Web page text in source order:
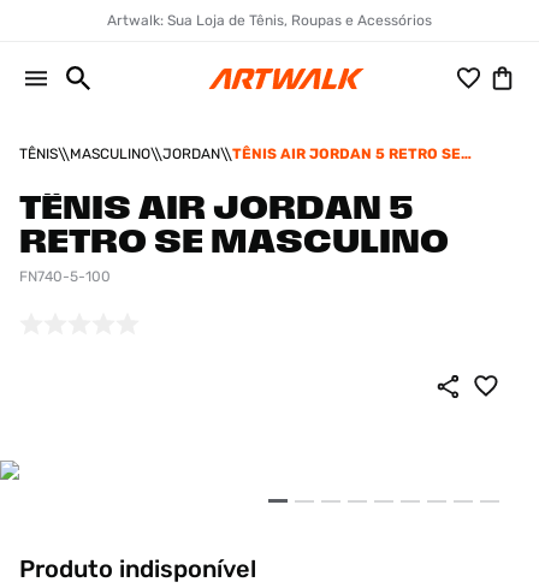
Artwalk: Sua Loja de Tênis, Roupas e Acessórios
TÊNIS MASCULINO JORDAN
TÊNIS AIR JORDAN 5 RETRO SE
TÊNIS AIR JORDAN 5
RETRO SE MASCULINO
FN740-5-100
Produto indisponível